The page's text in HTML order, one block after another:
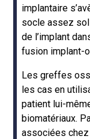
implantaire
socle assez
de l’implant
fusion implant-
Les greffes
les cas en
patient lui-
biomatériaux.
associées chez